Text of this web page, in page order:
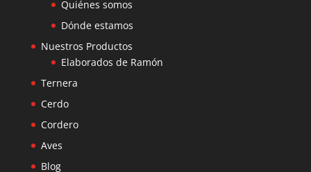
Quiénes somos
Dónde estamos
Nuestros Productos
Elaborados de Ramón
Ternera
Cerdo
Cordero
Aves
Blog